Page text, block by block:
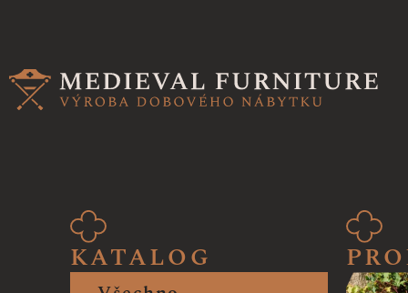
KATALOG